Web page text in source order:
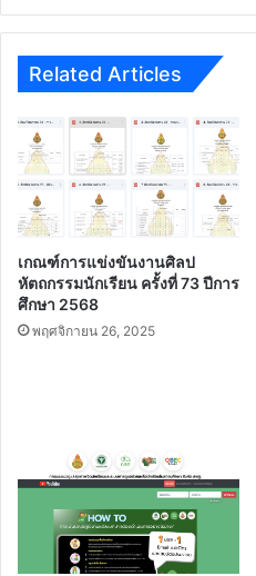
School
Related Articles
เกณฑ์การแข่งขันงานศิลป
หัตถกรรมนักเรียน ครั้งที่ 73 ปีการ
ศึกษา 2568
พฤศจิกายน 26, 2025